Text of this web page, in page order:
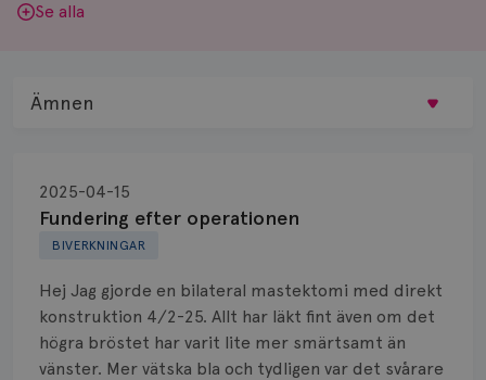
Se alla
BIVERKNINGAR
Fundering efter operationen
2025-04-15
Hej Jag gjorde en bilateral mastektomi med direkt
konstruktion 4/2-25. Allt har läkt fint även om det
högra bröstet har varit lite mer smärtsamt än
vänster. Mer vätska bla och tydligen var det svårare
Ämnen
Biopsi
Biverkningar
Bröstvårta
Knöl